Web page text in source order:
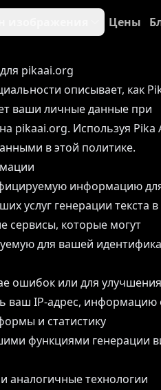
Цены
pikaai.org
описывает, как
ваши личные данные при
pikaai.org. Используя Pika
в этой политике.
информацию
услуг генерации текста в
сервисы, которые могут
для вашей
ошибок или для улучшения
ваш IP-адрес, информацию
и статистику
функциями генерации
аналогичные технологии